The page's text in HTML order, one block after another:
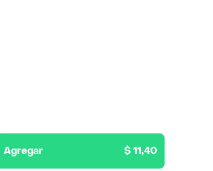
Agregar $ 11,40